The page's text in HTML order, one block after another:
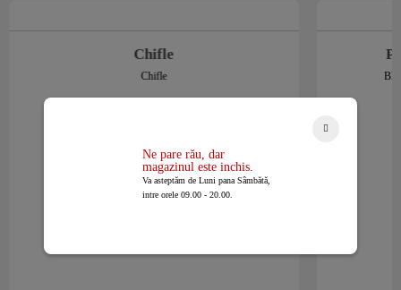
Chifle
Chifle
Ne pare rău, dar
magazinul este inchis.
Va asteptăm de Luni pana Sâmbătă,
intre orele 09.00 - 20.00.